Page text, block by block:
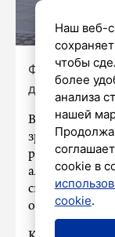
Фото:
дневник»
В
зрителей
аллей
опорах
Наш веб-
чтобы
более
анализа
нашей
cookie в
cookie.